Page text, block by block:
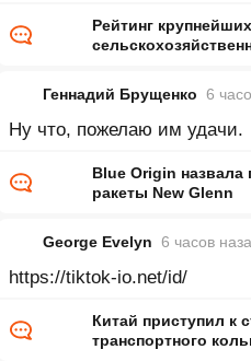
десятку
Рейтинг крупнейших
Геннадий Брущенко 6
Ну что, пожелаю им удачи.
Blue Origin
ракеты New Glenn
George Evelyn 6 часов
https://tiktok-io.net/id/
Китай приступил к
транспортного